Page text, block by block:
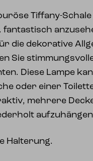
Tiffany-
die dekorative
Sie
Diese Lampe
oder einer
mehrere
Halterung.